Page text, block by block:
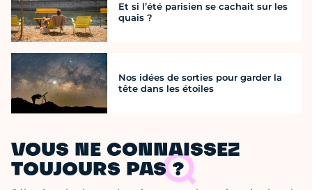
Et si l’été parisien se cachait sur les
quais ?
Nos idées de sorties pour garder la
tête dans les étoiles
VOUS NE CONNAISSEZ
TOUJOURS PAS ?